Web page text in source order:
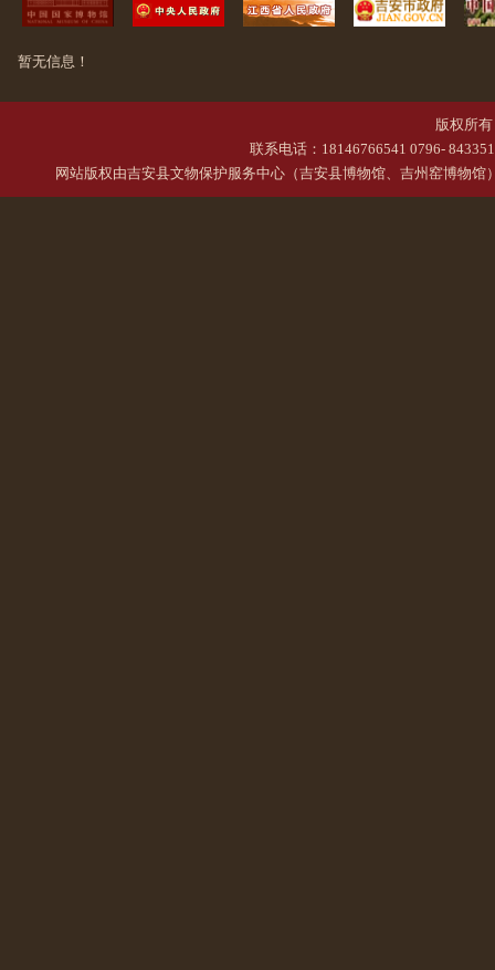
暂无信息！
版权所
联系电话：18146766541 0796-
网站版权由吉安县文物保护服务中心（吉安县博物馆、吉州窑博物馆